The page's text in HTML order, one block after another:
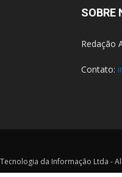
SOBRE
Redação
Contato:
da Informação Ltda -